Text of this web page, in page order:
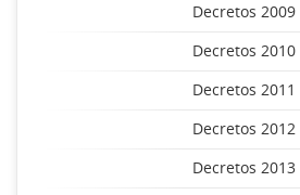
Decretos 2009
Decretos 2010
Decretos 2011
Decretos 2012
Decretos 2013